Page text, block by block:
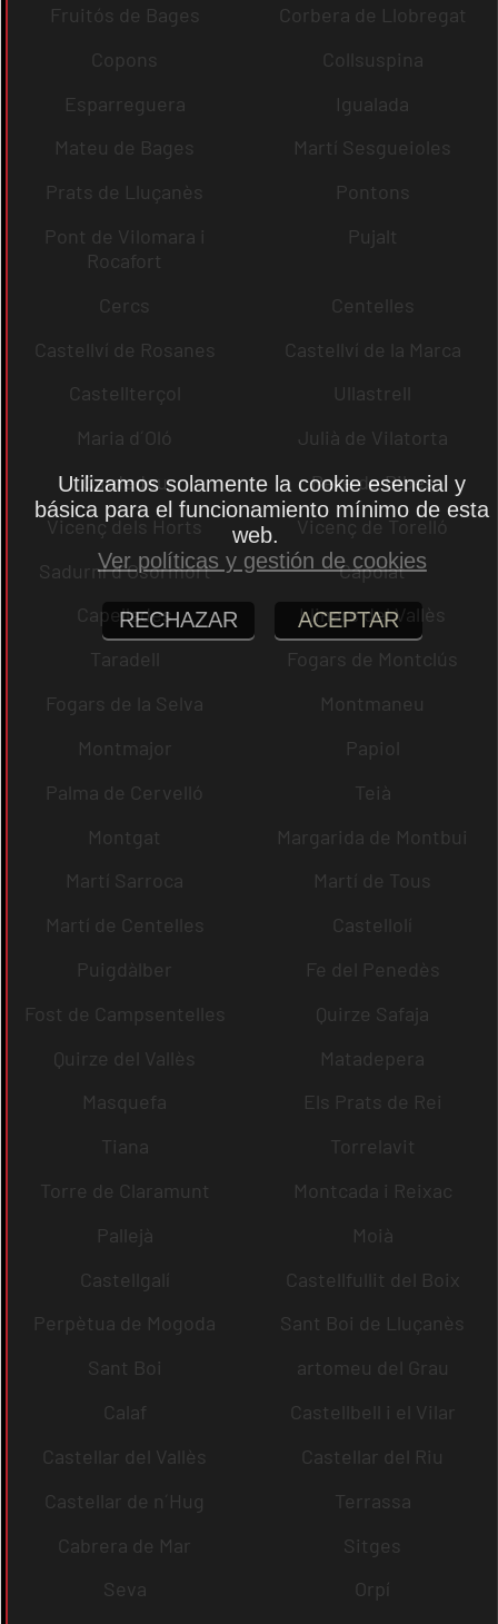
Fruitós de Bages
Corbera de Llobregat
Copons
Collsuspina
Esparreguera
Igualada
Mateu de Bages
Martí Sesgueioles
Prats de Lluçanès
Pontons
Pont de Vilomara i
Rocafort
Pujalt
Cercs
Centelles
Castellví de Rosanes
Castellví de la Marca
Castellterçol
Ullastrell
Maria d´Oló
Julià de Vilatorta
Cardedeu
Pere de Ribes
Vicenç dels Horts
Vicenç de Torelló
Sadurní d´Osormort
Capolat
Capellades
Llinars del Vallès
Taradell
Fogars de Montclús
Fogars de la Selva
Montmaneu
Montmajor
Papiol
Palma de Cervelló
Teià
Montgat
Margarida de Montbui
Martí Sarroca
Martí de Tous
Martí de Centelles
Castellolí
Puigdàlber
Fe del Penedès
Fost de Campsentelles
Quirze Safaja
Quirze del Vallès
Matadepera
Masquefa
Els Prats de Rei
Tiana
Torrelavit
Torre de Claramunt
Montcada i Reixac
Pallejà
Moià
Castellgalí
Castellfullit del Boix
Perpètua de Mogoda
Sant Boi de Lluçanès
Sant Boi
artomeu del Grau
Calaf
Castellbell i el Vilar
Castellar del Vallès
Castellar del Riu
Castellar de n´Hug
Terrassa
Cabrera de Mar
Sitges
Seva
Orpí
Utilizamos solamente la cookie esencial y
básica para el funcionamiento mínimo de esta
web.
Ver políticas y gestión de cookies
RECHAZAR ACEPTAR